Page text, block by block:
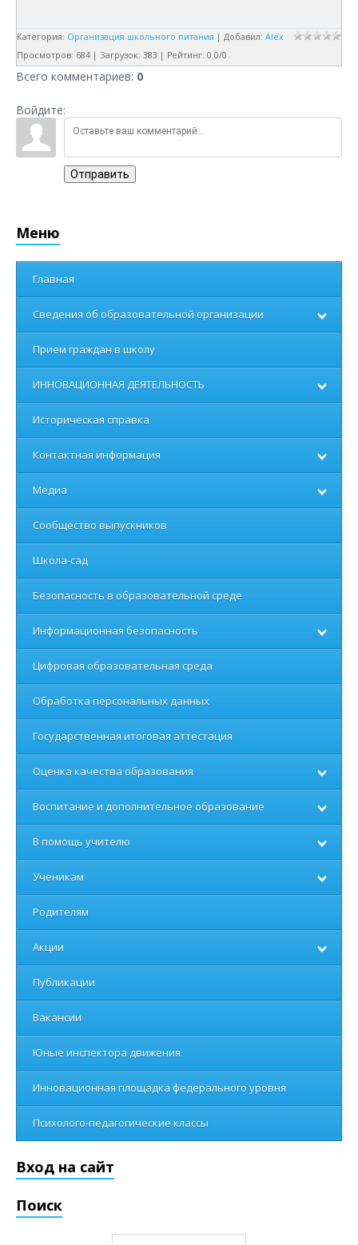
Категория: Организация школьного питания | Добавил: Alex
Просмотров: 684 | Загрузок: 383 | Рейтинг: 0.0/0
Всего комментариев: 0
Войдите:
Отправить
Меню
Главная
Сведения об образовательной организации
Прием граждан в школу
ИННОВАЦИОННАЯ ДЕЯТЕЛЬНОСТЬ
Историческая справка
Контактная информация
Медиа
Сообщество выпускников
Школа-сад
Безопасность в образовательной среде
Информационная безопасность
Цифровая образовательная среда
Обработка персональных данных
Государственная итоговая аттестация
Оценка качества образования
Воспитание и дополнительное образование
В помощь учителю
Ученикам
Родителям
Акции
Публикации
Вакансии
Юные инспектора движения
Инновационная площадка федерального уровня
Психолого-педагогические классы
Вход на сайт
Поиск